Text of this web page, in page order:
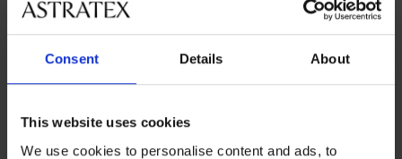
Consent Details About
This website uses cookies
We use cookies to personalise content and ads, to
le najnujnejše – bradavički in intimne dele.